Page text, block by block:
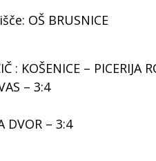
OŠ BRUSNICE
: KOŠENICE – PICERIJA
– 3:4
DVOR – 3:4